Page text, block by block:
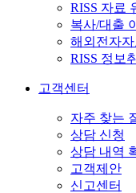
RISS 자료
복사/대출
해외전자
RISS 정보
고객센터
자주 찾는
상담 신청
상담 내역
고객제안
신고센터